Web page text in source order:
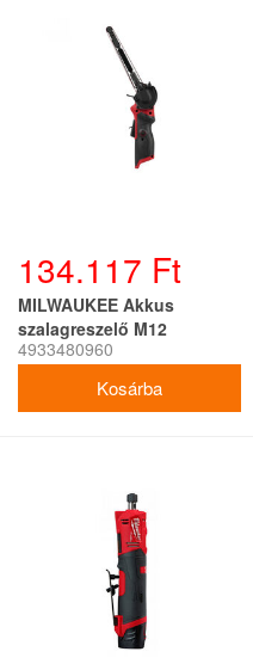
134.117 Ft
MILWAUKEE Akkus
szalagreszelő M12
FBFL13-0 (akku + töltő
4933480960